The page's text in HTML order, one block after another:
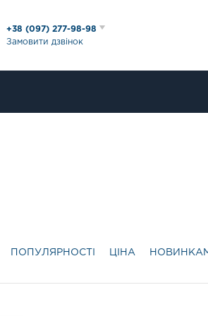
+38 (097) 277-98-98
Замовити дзвінок
ПОПУЛЯРНОСТІ ЦІНА